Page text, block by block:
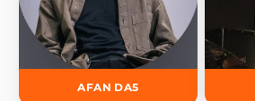
AFAN DA5